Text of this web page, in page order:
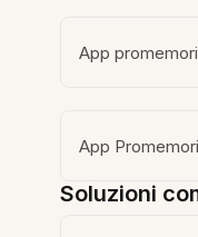
App
App
Soluzioni